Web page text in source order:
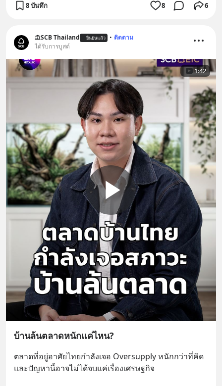
8 บันทึก 8 6
SCB Thailand ยืนยันแล้ว • ติดตาม
ได้รับการบูสต์
1:42
บ้านล้นตลาดหนักแค่ไหน?
ตลาดที่อยู่อาศัยไทยกำลังเจอ Oversupply หนักกว่าที่คิด
และปัญหานี้อาจไม่ได้จบแค่เรื่องเศรษฐกิจ